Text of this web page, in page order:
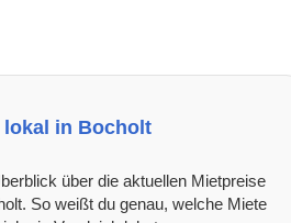
lokal in Bocholt
über die aktuellen Mietpreise
So weißt du genau, welche Miete